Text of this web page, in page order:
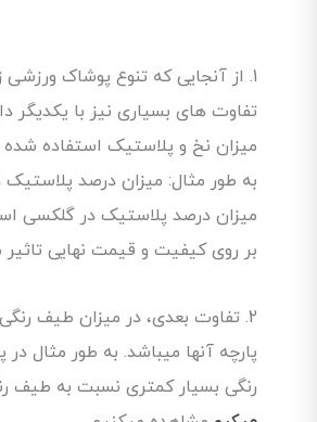
1. از آنجایی که تنوع پوشاک
تفاوت های بسیاری نیز با یکدیگر
میزان نخ و پلاستیک استفاده شده
به طور مثال: میزان درصد پلاستیک
میزان درصد پلاستیک در گلکسی
بر روی کیفیت و قیمت نهایی تاثیر
2. تفاوت بعدی، در میزان طیف
پارچه آنها میباشد. به طور مثال در
رنگی بسیار کمتری نسبت به طیف